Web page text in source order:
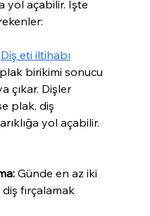
yol açabilir. İşte
Diş eti iltihabı
birikimi sonucu
çıkar. Dişler
plak, diş
yol açabilir.
Günde en az iki
fırçalamak